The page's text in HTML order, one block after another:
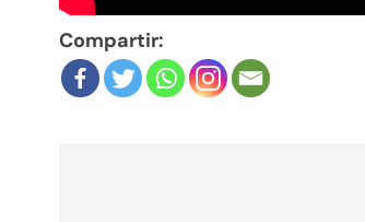
Compartir: